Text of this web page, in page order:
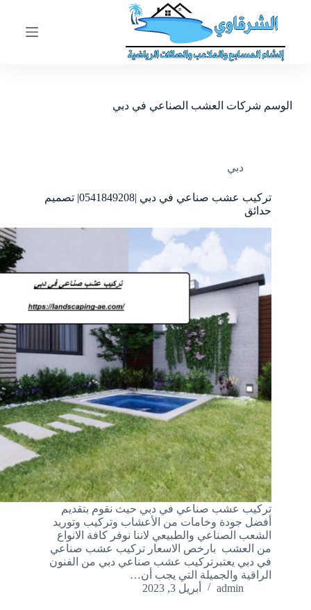
ى
الوسم شركات العشب الصناعي في دبي
دبي
تركيب عشب صناعي في دبي |0541849208| تصميم
حدائق
تركيب عشب صناعي في دبي حيث نقوم بتقديم
أفضل جودة وخامات من الأعشاب وتركيب وتوريد
الشعب الصناعي والطبيعي لاننا نوفر كافة الانواع
من العشب بارخص الاسعار تركيب عشب صناعي
في دبي يعتبرتركيب عشب صناعي دبي من الفنون
الراقية والجميلة التي يجب أن…
admin
أبريل 3, 2023